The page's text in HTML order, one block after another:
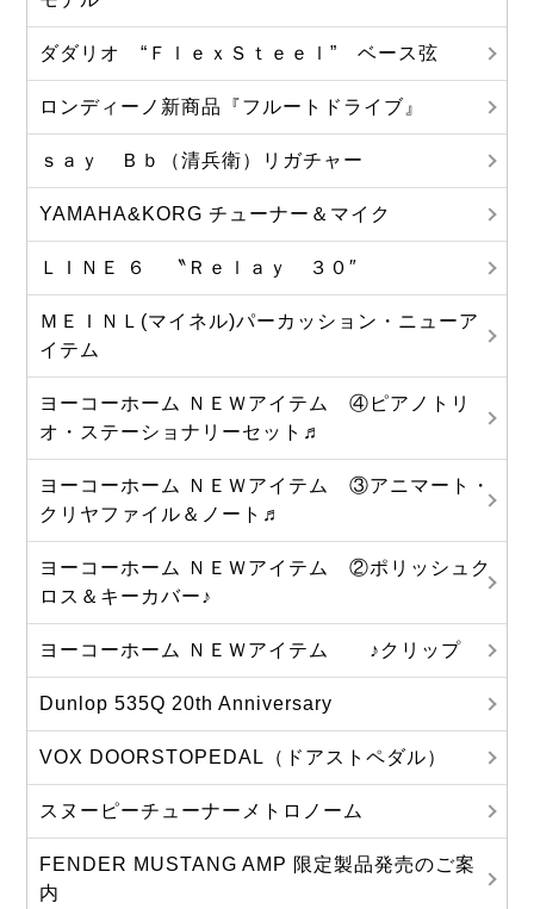
ダダリオ “ＦｌｅｘＳｔｅｅｌ” ベース弦
ロンディーノ新商品『フルートドライブ』
ｓａｙ Ｂｂ（清兵衛）リガチャー
YAMAHA&KORG チューナー＆マイク
ＬＩＮＥ ６ 〝Ｒｅｌａｙ ３０″
ＭＥＩＮＬ(マイネル)パーカッション・ニューア
イテム
ヨーコーホーム ＮＥＷアイテム ④ピアノトリ
オ・ステーショナリーセット♬
ヨーコーホーム ＮＥＷアイテム ③アニマート・
クリヤファイル＆ノート♬
ヨーコーホーム ＮＥＷアイテム ②ポリッシュク
ロス＆キーカバー♪
ヨーコーホーム ＮＥＷアイテム ♪クリップ
Dunlop 535Q 20th Anniversary
VOX DOORSTOPEDAL（ドアストペダル）
スヌーピーチューナーメトロノーム
FENDER MUSTANG AMP 限定製品発売のご案
内